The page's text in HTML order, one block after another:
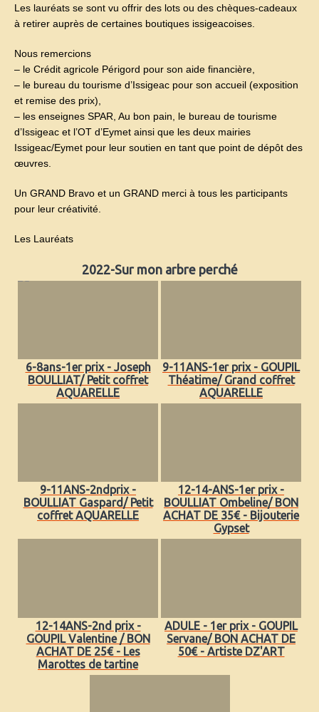
Les lauréats se sont vu offrir des lots ou des chèques-cadeaux
à retirer auprès de certaines boutiques issigeacoises.
Nous remercions
– le Crédit agricole Périgord pour son aide financière,
– le bureau du tourisme d’Issigeac pour son accueil (exposition
et remise des prix),
– les enseignes SPAR, Au bon pain, le bureau de tourisme
d’Issigeac et l’OT d’Eymet ainsi que les deux mairies
Issigeac/Eymet pour leur soutien en tant que point de dépôt des
œuvres.
Un GRAND Bravo et un GRAND merci à tous les participants
pour leur créativité.
Les Lauréats
2022-Sur mon arbre perché
6-8ans-1er prix - Joseph
BOULLIAT/ Petit coffret
AQUARELLE
9-11ANS-1er prix - GOUPIL
Théatime/ Grand coffret
AQUARELLE
9-11ANS-2ndprix -
BOULLIAT Gaspard/ Petit
coffret AQUARELLE
12-14-ANS-1er prix -
BOULLIAT Ombeline/ BON
ACHAT DE 35€ - Bijouterie
Gypset
12-14ANS-2nd prix -
GOUPIL Valentine / BON
ACHAT DE 25€ - Les
Marottes de tartine
ADULE - 1er prix - GOUPIL
Servane/ BON ACHAT DE
50€ - Artiste DZ'ART